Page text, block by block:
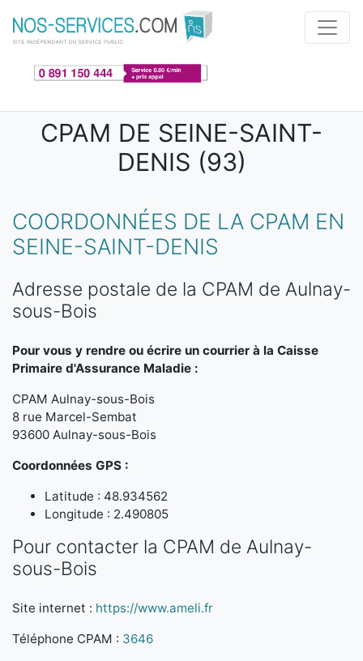
Aller au contenu principal
CPAM DE SEINE-SAINT-
DENIS (93)
COORDONNÉES DE LA CPAM EN
SEINE-SAINT-DENIS
Adresse postale de la CPAM de Aulnay-
sous-Bois
Pour vous y rendre ou écrire un courrier à la Caisse
Primaire d'Assurance Maladie :
CPAM Aulnay-sous-Bois
8 rue Marcel-Sembat
93600 Aulnay-sous-Bois
Coordonnées GPS :
Latitude : 48.934562
Longitude : 2.490805
Pour contacter la CPAM de Aulnay-
sous-Bois
Site internet : https://www.ameli.fr
Téléphone CPAM : 3646